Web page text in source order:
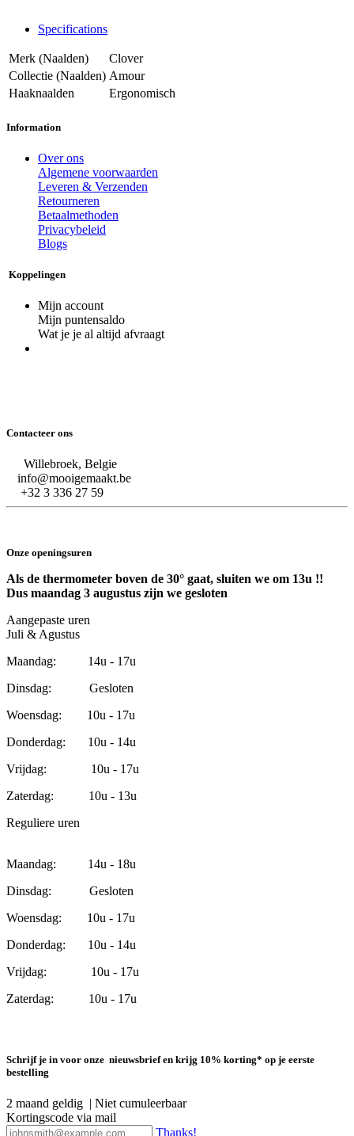
Specifications
Merk (Naalden)
Clover
Collectie (Naalden) Amour
Haaknaalden
Ergonomisch
Information
Over ons
Algemene voorwaarden
Leveren & Verzenden
Retourneren
Betaalmethoden
Privacybeleid
Blogs
Koppelingen
Mijn account
Mijn puntensaldo
Wat je je al altijd afvraagt
Contacteer ons
Willebroek, Belgie
info@mooigemaakt.be
+32 3 336 27 59
Onze openingsuren
Als de thermometer boven de 30° gaat, sluiten we om 13u !!
Dus maandag 3 augustus zijn we gesloten
Aangepaste uren
Juli & Agustus
Maandag: 14u - 17u
Dinsdag: Gesloten
Woensdag: 10u - 17u
Donderdag: 10u - 14u
Vrijdag: 10u - 17u
Zaterdag: 10u - 13u
Reguliere uren
Maandag: 14u - 18u
Dinsdag: Gesloten
Woensdag: 10u - 17u
Donderdag: 10u - 14u
Vrijdag: 10u - 17u
Zaterdag: 10u - 17u
Schrijf je in voor onze nieuwsbrief en krijg 10% korting* op je eerste
bestelling
2 maand geldig | Niet cumuleerbaar
Kortingscode via mail
Thanks!